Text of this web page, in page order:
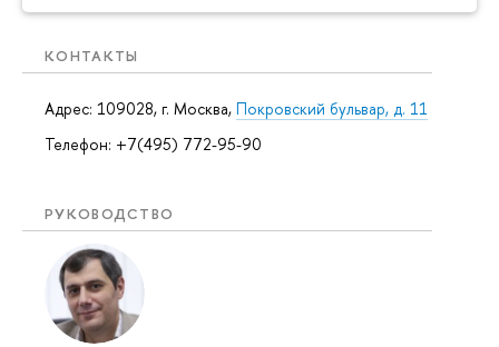
КОНТАКТЫ
Адрес: 109028, г. Москва, Покровский бульвар, д. 11
Телефон: +7(495) 772-95-90
РУКОВОДСТВО